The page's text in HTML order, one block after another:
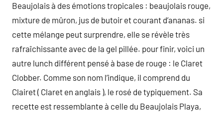
Beaujolais à des émotions tropicales : beaujolais rouge,
mixture de mûron, jus de butoir et courant d’ananas. si
cette mélange peut surprendre, elle se révèle très
rafraîchissante avec de la gel pillée. pour finir, voici un
autre lunch différent pensé à base de rouge : le Claret
Clobber. Comme son nom l’indique, il comprend du
Clairet ( Claret en anglais ), le rosé de typiquement. Sa
recette est ressemblante à celle du Beaujolais Playa,